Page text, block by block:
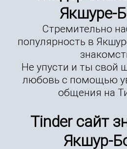
Якшуре-
Стремительно
популярность в
Не упусти и ты свой
любовь с помощью
общения на
Tinder сайт
Якшур-